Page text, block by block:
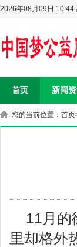
2026年08月09日 10:44
首页 新闻
您的当前位置： 首页
11月的
里却格外